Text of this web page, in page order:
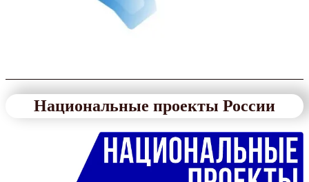
Национальные проекты России